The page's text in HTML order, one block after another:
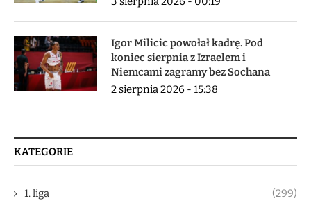
Igor Milicic powołał kadrę. Pod
koniec sierpnia z Izraelem i
Niemcami zagramy bez Sochana
2 sierpnia 2026 - 15:38
KATEGORIE
1. liga (299)